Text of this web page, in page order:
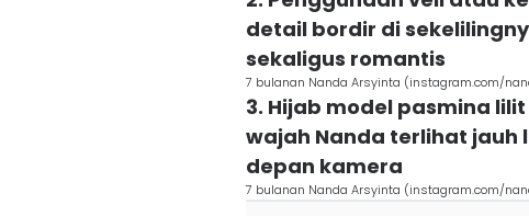
detail bordir di
sekaligus romantis
7 bulanan Nanda Arsyinta (instagram.com/
3. Hijab model pasmina
wajah Nanda terlihat jauh
depan kamera
7 bulanan Nanda Arsyinta (instagram.com/